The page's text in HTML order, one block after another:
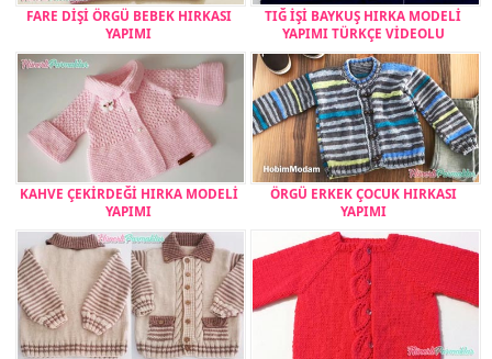
FARE DİŞİ ÖRGÜ BEBEK HIRKASI
YAPIMI
TIĞ İŞİ BAYKUŞ HIRKA MODELİ
YAPIMI TÜRKÇE VİDEOLU
KAHVE ÇEKİRDEĞİ HIRKA MODELİ
YAPIMI
ÖRGÜ ERKEK ÇOCUK HIRKASI
YAPIMI